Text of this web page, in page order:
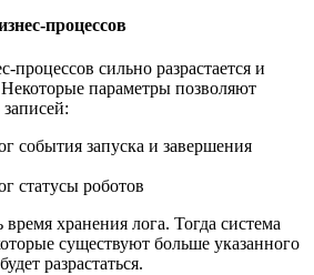
процессов
процессов сильно разрастается и
параметры позволяют
события запуска и завершения
статусы роботов
хранения лога. Тогда система
существуют больше указанного
разрастаться.